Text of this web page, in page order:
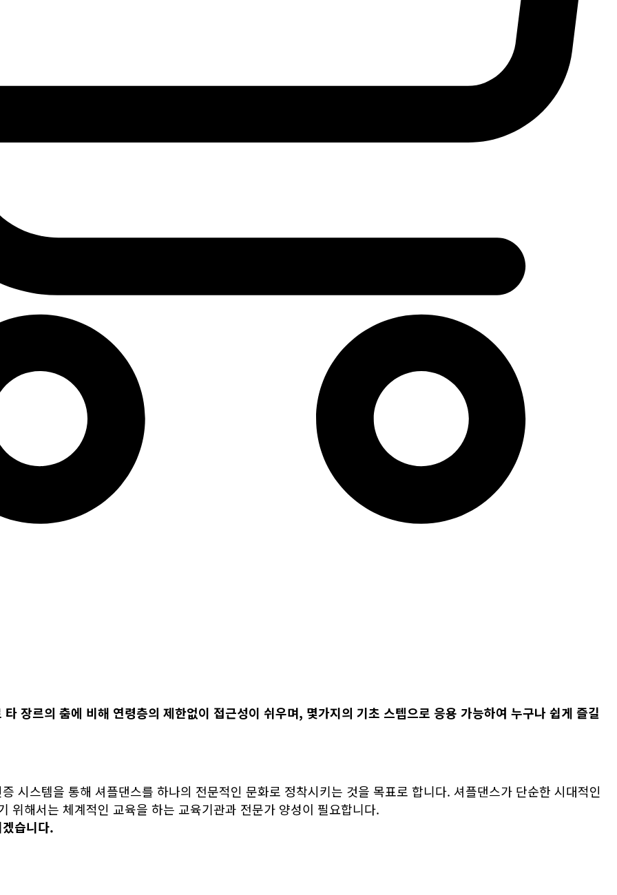
타 장르의 춤에 비해 연령층의 제한없이 접근성이 쉬우며, 몇가지의 기초 스텝으로 응용 가능하여 누구나 쉽게 즐길
시스템을 통해 셔플댄스를 하나의 전문적인 문화로 정착시키는 것을 목표로 합니다. 셔플댄스가 단순한 시대적인
위해서는 체계적인 교육을 하는 교육기관과 전문가 양성이 필요합니다.
습니다.